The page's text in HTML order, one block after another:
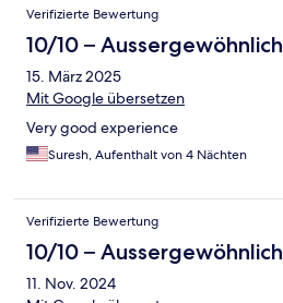
Verifizierte Bewertung
10/10 – Aussergewöhnlich
15. März 2025
Mit Google übersetzen
Very good experience
Suresh, Aufenthalt von 4 Nächten
Verifizierte Bewertung
10/10 – Aussergewöhnlich
11. Nov. 2024